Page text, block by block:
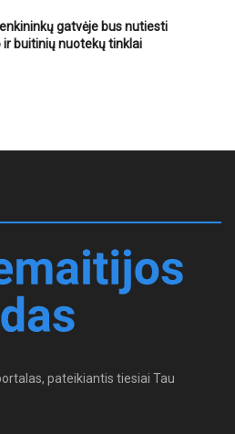
gatvėje bus nutiesti
buitinių nuotekų tinklai
pateikiantis tiesiai Tau